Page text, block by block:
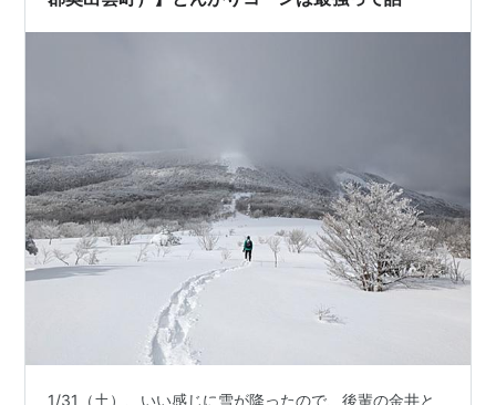
1/31（土）、いい感じに雪が降ったので、後輩の金井と